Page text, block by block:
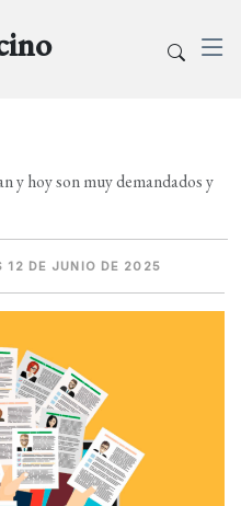
y hoy son muy demandados y
12 DE JUNIO DE 2025